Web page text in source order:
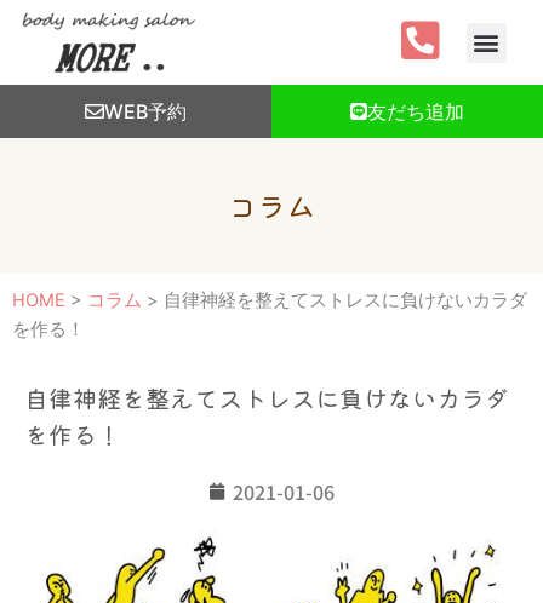
WEB予約 友だち追加
コラム
HOME > コラム > 自律神経を整えてストレスに負けないカラダ
を作る！
自律神経を整えてストレスに負けないカラダ
を作る！
2021-01-06